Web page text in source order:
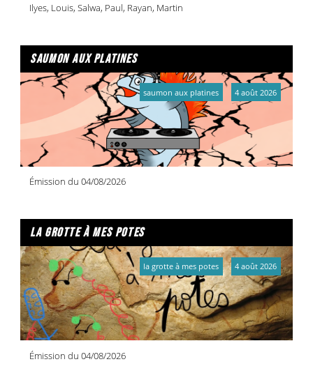
Ilyes, Louis, Salwa, Paul, Rayan, Martin
saumon aux platines
Émission du 04/08/2026
saumon aux platines 4 août 2026
la grotte à mes potes
Émission du 04/08/2026
la grotte à mes potes 4 août 2026